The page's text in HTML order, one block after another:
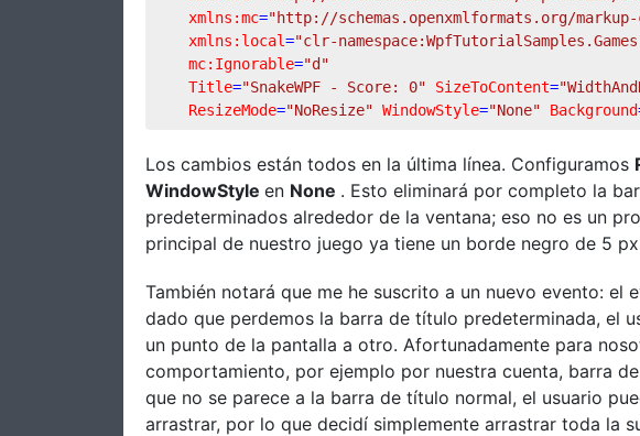
xmlns:mc="http://schemas.openxmlformats.org/
xmlns:local="clr-
mc:Ignorable="d"
Title="SnakeWPF - Score: 0" SizeToContent=
ResizeMode="NoResize" WindowStyle="None" Background
Los cambios están todos en la última línea. Configuramos
WindowStyle en None . Esto eliminará por completo la
predeterminados alrededor de la ventana; eso no es un
principal de nuestro juego ya tiene un borde negro de 5
También notará que me he suscrito a un nuevo evento: el
dado que perdemos la barra de título predeterminada, el
un punto de la pantalla a otro. Afortunadamente para
comportamiento, por ejemplo por nuestra cuenta, barra
que no se parece a la barra de título normal, el usuario
arrastrar, por lo que decidí simplemente arrastrar toda la